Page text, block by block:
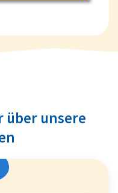
über unsere